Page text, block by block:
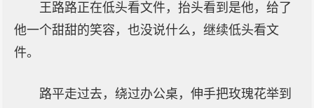
王路路正在低头看文件，抬头看到是他，给了
他一个甜甜的笑容，也没说什么，继续低头看文
件。
路平走过去，绕过办公桌，伸手把玫瑰花举到